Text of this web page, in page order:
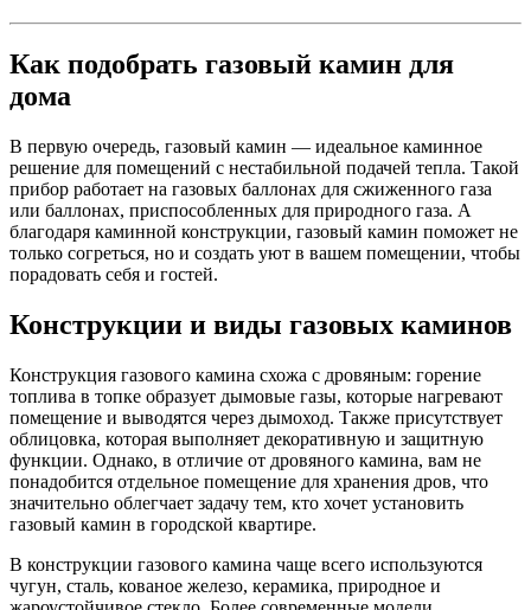
Как подобрать газовый камин для
дома
В первую очередь, газовый камин — идеальное каминное
решение для помещений с нестабильной подачей тепла. Такой
прибор работает на газовых баллонах для сжиженного газа
или баллонах, приспособленных для природного газа. А
благодаря каминной конструкции, газовый камин поможет не
только согреться, но и создать уют в вашем помещении, чтобы
порадовать себя и гостей.
Конструкции и виды газовых каминов
Конструкция газового камина схожа с дровяным: горение
топлива в топке образует дымовые газы, которые нагревают
помещение и выводятся через дымоход. Также присутствует
облицовка, которая выполняет декоративную и защитную
функции. Однако, в отличие от дровяного камина, вам не
понадобится отдельное помещение для хранения дров, что
значительно облегчает задачу тем, кто хочет установить
газовый камин в городской квартире.
В конструкции газового камина чаще всего используются
чугун, сталь, кованое железо, керамика, природное и